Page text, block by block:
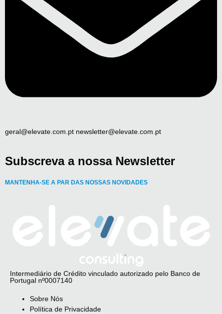
geral@elevate.com.pt newsletter@elevate.com.pt
Subscreva a nossa Newsletter
MANTENHA-SE A PAR DAS NOSSAS NOVIDADES
Intermediário de Crédito vinculado autorizado pelo Banco de
Portugal nº0007140
Sobre Nós
Política de Privacidade